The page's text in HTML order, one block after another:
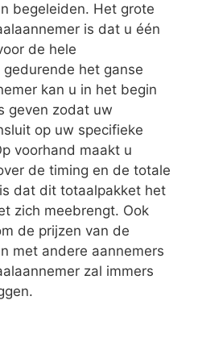
begeleiden. Het grote
is dat u één
de hele
het ganse
kan u in het begin
geven zodat uw
op uw specifieke
voorhand maakt u
de timing en de totale
dat dit totaalpakket het
zich meebrengt. Ook
de prijzen van de
met andere aannemers
zal immers